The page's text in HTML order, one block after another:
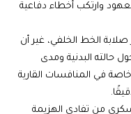
وارتكب أخطاء دفاعية
الخط الخلفي، غير أن
حالته البدنية ومدى
في المنافسات القارية
من تفادي الهزيمة